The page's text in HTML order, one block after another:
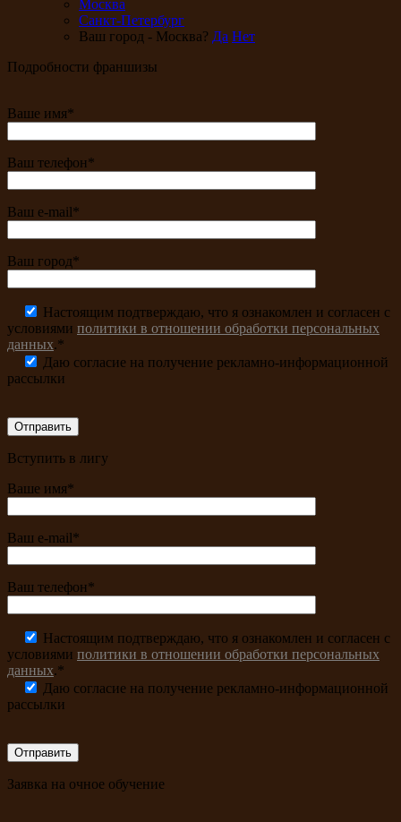
Москва
Санкт-Петербург
Ваш город - Москва? Да Нет
Подробности франшизы
Ваше имя*
Ваш телефон*
Ваш e-mail*
Ваш город*
Настоящим подтверждаю, что я ознакомлен и согласен с
условиями политики в отношении обработки персональных
данных.*
Даю согласие на получение рекламно-информационной
рассылки
Вступить в лигу
Ваше имя*
Ваш e-mail*
Ваш телефон*
Настоящим подтверждаю, что я ознакомлен и согласен с
условиями политики в отношении обработки персональных
данных.*
Даю согласие на получение рекламно-информационной
рассылки
Заявка на очное обучение